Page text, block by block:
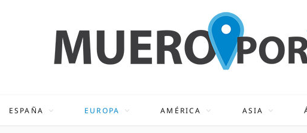
ESPAÑA EUROPA AMÉRICA ASIA